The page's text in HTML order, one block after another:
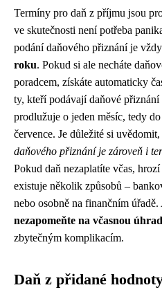
Termíny pro daň z příjmu jsou
ve skutečnosti není potřeba
podání daňového přiznání je vždy
roku. Pokud si ale necháte
poradcem, získáte automaticky
ty, kteří podávají daňové
prodlužuje o jeden měsíc, tedy
července. Je důležité si uvědomit,
daňového přiznání je zároveň i
Pokud daň nezaplatíte včas,
existuje několik způsobů –
nebo osobně na finančním
nezapomeňte na včasnou
zbytečným komplikacím.
Daň z přidané